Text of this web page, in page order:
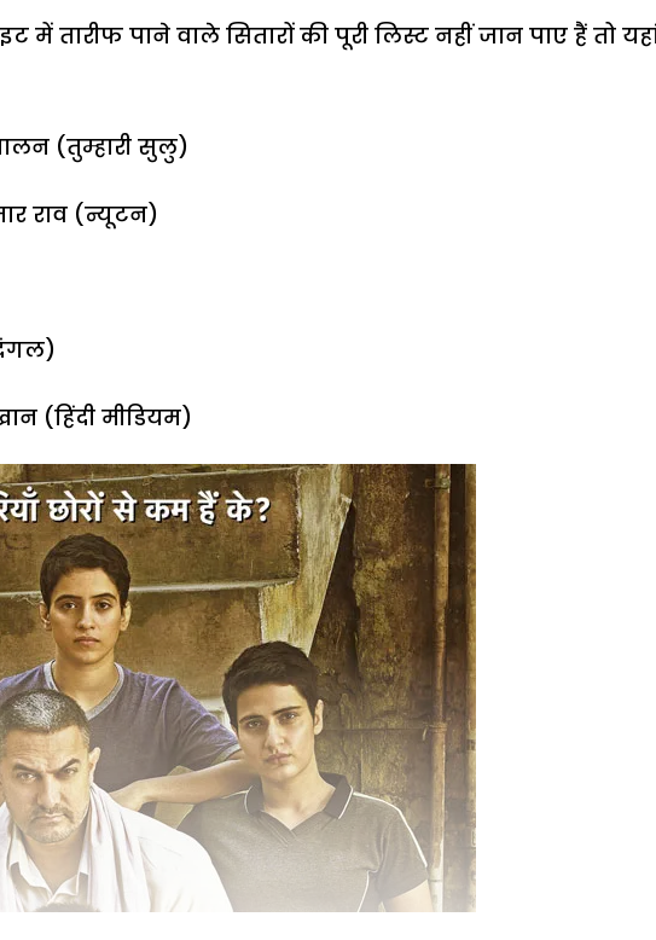
तारीफ पाने वाले सितारों की पूरी लिस्ट नहीं जान पाए हैं तो
(तुम्हारी सुलु)
राव (न्यूटन)
(हिंदी मीडियम)